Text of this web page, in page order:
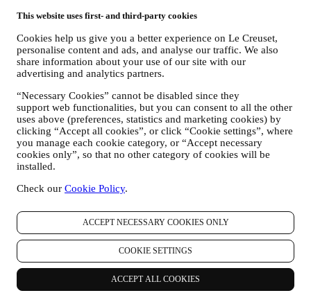
This website uses first- and third-party cookies
Cookies help us give you a better experience on Le Creuset,
personalise content and ads, and analyse our traffic. We also
share information about your use of our site with our
advertising and analytics partners.
“Necessary Cookies” cannot be disabled since they
support web functionalities, but you can consent to all the other
uses above (preferences, statistics and marketing cookies) by
clicking “Accept all cookies”, or click “Cookie settings”, where
you manage each cookie category, or “Accept necessary
cookies only”, so that no other category of cookies will be
installed.
Check our Cookie Policy.
ACCEPT NECESSARY COOKIES ONLY
COOKIE SETTINGS
ACCEPT ALL COOKIES
padrão do setor (incluindo pixels de rastreamento em e-mail)
processamento é baseado no seu consentimento em receber
nossas comunicações personalizadas de marketing. A opção
de inscrição pode ser exercida nos pontos em que as
informações pessoais são coletadas, marcando a caixa de
seleção. Desativar: você pode parar de receber nossas
atualizações a qualquer momento, gratuitamente, clicando no
botão de cancelamento de inscrição no final de qualquer
newsletter. Se preferir, pode fazê-lo entrando em contato
connosco através de privacy@lecreuset.com.
RE-TARGETING / AJUSTAR AS NOSSAS OFERTAS E
MELHORAR A EXPERIÊNCIA AO CLIENTE.
serviços e ofertas de acordo com suas necessidades e
cliente Le Creuset. Faremos isso analisando os seus hábitos
visualizados, sua interação connosco nas redes sociais, quais
páginas do nosso site que visita, qual o conteúdo das nossas
ofertas que lê, etc. Fazemos isso principalmente por meio de
cookies e tecnologias similares (incluindo pixels de
rastreamento em e-mail) também em combinação com os seus